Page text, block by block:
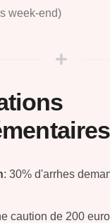
week-end)
: 30% d'arrhes
caution de 200